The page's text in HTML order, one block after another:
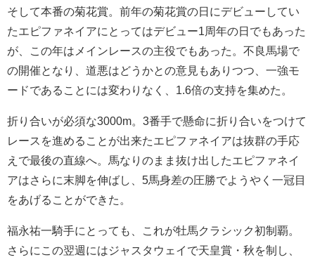
そして本番の菊花賞。前年の菊花賞の日にデビューしてい
たエピファネイアにとってはデビュー1周年の日でもあった
が、この年はメインレースの主役でもあった。不良馬場で
の開催となり、道悪はどうかとの意見もありつつ、一強モ
ードであることには変わりなく、1.6倍の支持を集めた。
折り合いが必須な3000m。3番手で懸命に折り合いをつけて
レースを進めることが出来たエピファネイアは抜群の手応
えで最後の直線へ。馬なりのまま抜け出したエピファネイ
アはさらに末脚を伸ばし、5馬身差の圧勝でようやく一冠目
をあげることができた。
福永祐一騎手にとっても、これが牡馬クラシック初制覇。
さらにこの翌週にはジャスタウェイで天皇賞・秋を制し、